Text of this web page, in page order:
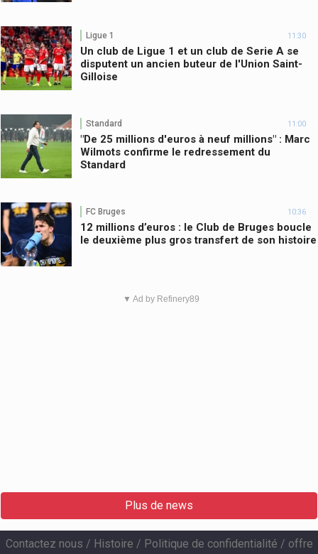
Ligue 1 11:30
Un club de Ligue 1 et un club de Serie A se
disputent un ancien buteur de l'Union Saint-
Gilloise
Standard 11:00
"De 25 millions d'euros à neuf millions" : Marc
Wilmots confirme le redressement du
Standard
FC Bruges 10:36
12 millions d’euros : le Club de Bruges boucle
le deuxième plus gros transfert de son histoire
▼ Ad by Refinery89
Plus de news
Contactez nous / Histoire / Politique de confidentialité / offre